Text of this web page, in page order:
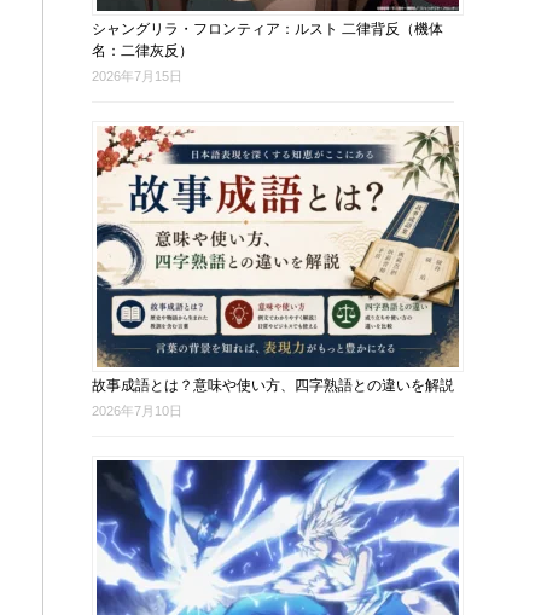
シャングリラ・フロンティア：ルスト 二律背反（機体
名：二律灰反）
2026年7月15日
故事成語とは？意味や使い方、四字熟語との違いを解説
2026年7月10日